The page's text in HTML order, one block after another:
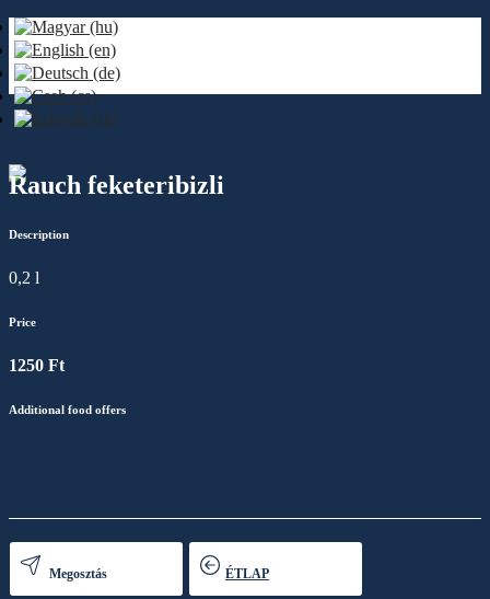
Rauch feketeribizli
Description
0,2 l
Price
1250 Ft
Additional food offers
Megosztás ÉTLAP